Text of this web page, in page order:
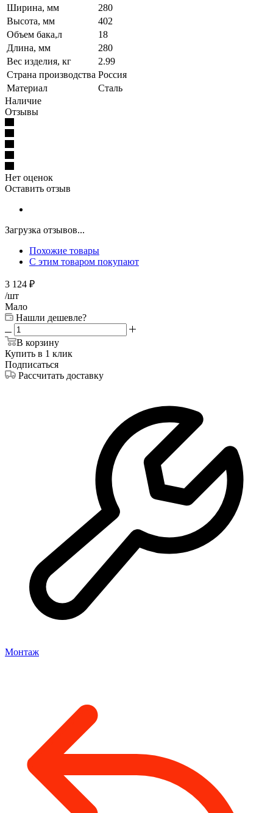
Ширина, мм
280
Высота, мм
402
Объем бака,л
18
Длина, мм
280
Вес изделия, кг
2.99
Страна производства Россия
Материал
Сталь
Наличие
Отзывы
Нет оценок
Оставить отзыв
Загрузка отзывов...
Похожие товары
С этим товаром покупают
3 124 ₽
/шт
Мало
Нашли дешевле?
В корзину
Купить в 1 клик
Подписаться
Рассчитать доставку
Монтаж